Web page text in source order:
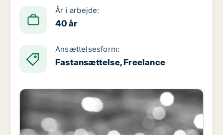
År i arbejde:
40 år
Ansættelsesform:
Fastansættelse, Freelance